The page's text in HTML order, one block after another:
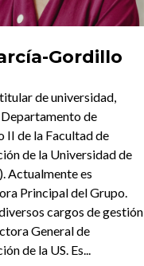
Gordillo
de universidad,
de
II de la Facultad de
de la Universidad de
Actualmente es
Principal del Grupo.
cargos de gestión
General de
de la US. Es...